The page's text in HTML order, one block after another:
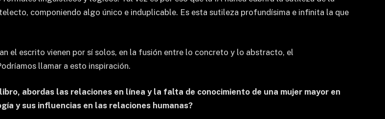
componiendo algo único e induplicable. Es esta sutileza profundísima e infinita la que
el escrito vienen por sí solos, en la fusión entre lo concreto y lo abstracto, el
llamar a esto inspiración.
abordas las relaciones en línea y la falta de conocimiento de una mujer mayor en
y sus influencias en las relaciones humanas?